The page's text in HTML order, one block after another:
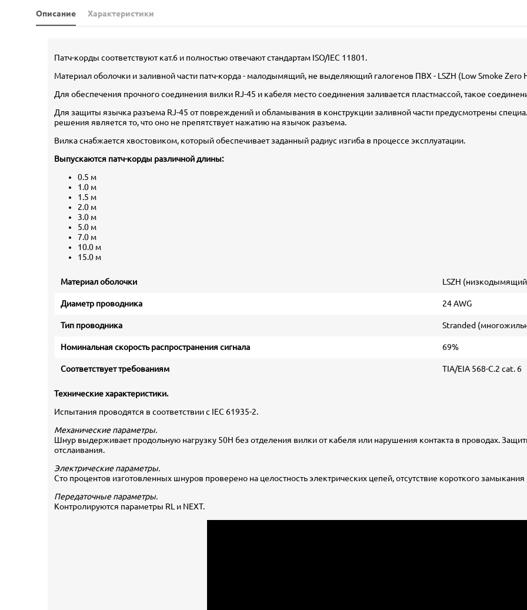
Описание Характеристики
Патч-корды соответствуют кат.6 и полностью отвечают стандартам ISO/IEC 11801.
Материал оболочки и заливной части патч-корда - малодымящий, не выделяющий галогенов ПВХ - LSZH (Low Smoke Zero
Для обеспечения прочного соединения вилки RJ-45 и кабеля место соединения заливается пластмассой, такое
Для защиты язычка разъема RJ-45 от повреждений и обламывания в конструкции заливной части предусмотрены
решения является то, что оно не препятствует нажатию на язычок разъема.
Вилка снабжается хвостовиком, который обеспечивает заданный радиус изгиба в процессе эксплуатации.
Выпускаются патч-корды различной длины:
0.5 м
1.0 м
1.5 м
2.0 м
3.0 м
5.0 м
7.0 м
10.0 м
15.0 м
Материал оболочки LSZH
Диаметр проводника 24 AWG
Тип проводника Stranded
Номинальная скорость распространения сигнала 69%
Соответствует требованиям TIA/EIA 568-C.2 cat. 6
Технические характеристики.
Испытания проводятся в соответствии с IEC 61935-2.
Механические параметры.
Шнур выдерживает продольную нагрузку 50Н без отделения вилки от кабеля или нарушения контакта в проводах.
отслаивания.
Электрические параметры.
Сто процентов изготовленных шнуров проверено на целостность электрических цепей, отсутствие короткого замыкания
Передаточные параметры.
Контролируются параметры RL и NEXT.